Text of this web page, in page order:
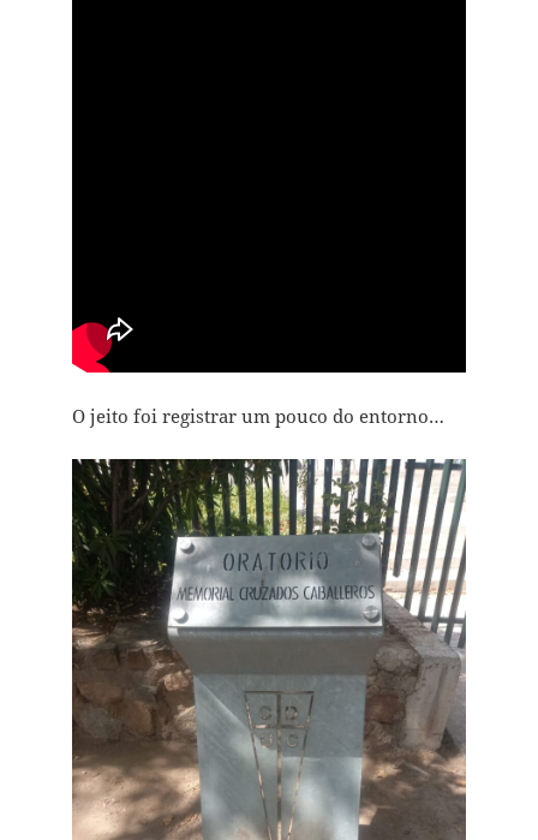
O jeito foi registrar um pouco do entorno…